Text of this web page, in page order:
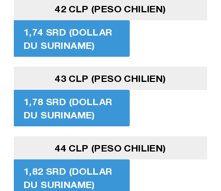
42 CLP (PESO CHILIEN)
1,74 SRD (DOLLAR
DU SURINAME)
43 CLP (PESO CHILIEN)
1,78 SRD (DOLLAR
DU SURINAME)
44 CLP (PESO CHILIEN)
1,82 SRD (DOLLAR
DU SURINAME)